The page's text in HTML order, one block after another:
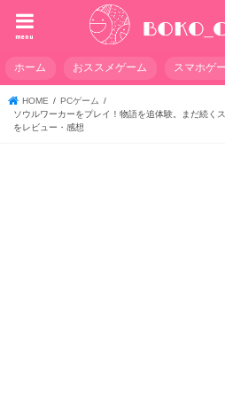
menu
ホーム おススメゲーム スマホゲ
HOME
PCゲーム
ソウルワーカーをプレイ！物語を追体験。まだ続く
をレビュー・感想